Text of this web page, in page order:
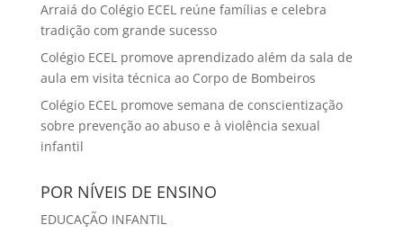
Arraiá do Colégio ECEL reúne famílias e celebra
tradição com grande sucesso
Colégio ECEL promove aprendizado além da sala de
aula em visita técnica ao Corpo de Bombeiros
Colégio ECEL promove semana de conscientização
sobre prevenção ao abuso e à violência sexual
infantil
POR NÍVEIS DE ENSINO
EDUCAÇÃO INFANTIL